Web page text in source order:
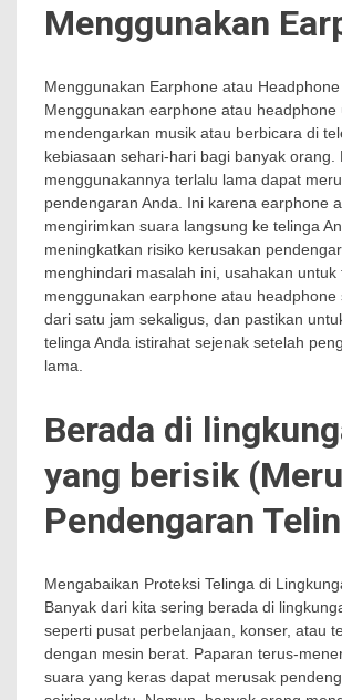
Menggunakan
Menggunakan Earphone atau
Menggunakan earphone atau headphone
mendengarkan musik atau berbicara di
kebiasaan sehari-hari bagi banyak orang.
menggunakannya terlalu lama dapat
pendengaran Anda. Ini karena earphone
mengirimkan suara langsung ke telinga
meningkatkan risiko kerusakan
menghindari masalah ini, usahakan untuk
menggunakan earphone atau headphone
dari satu jam sekaligus, dan pastikan
telinga Anda istirahat sejenak setelah
lama.
Berada di
yang berisik
Pendengaran
Mengabaikan Proteksi Telinga di
Banyak dari kita sering berada di
seperti pusat perbelanjaan, konser, atau
dengan mesin berat. Paparan terus-
suara yang keras dapat merusak